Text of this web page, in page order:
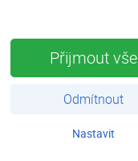
Přijmout vše
Odmítnout
Nastavit
FUJI ASF 7Ui-KM